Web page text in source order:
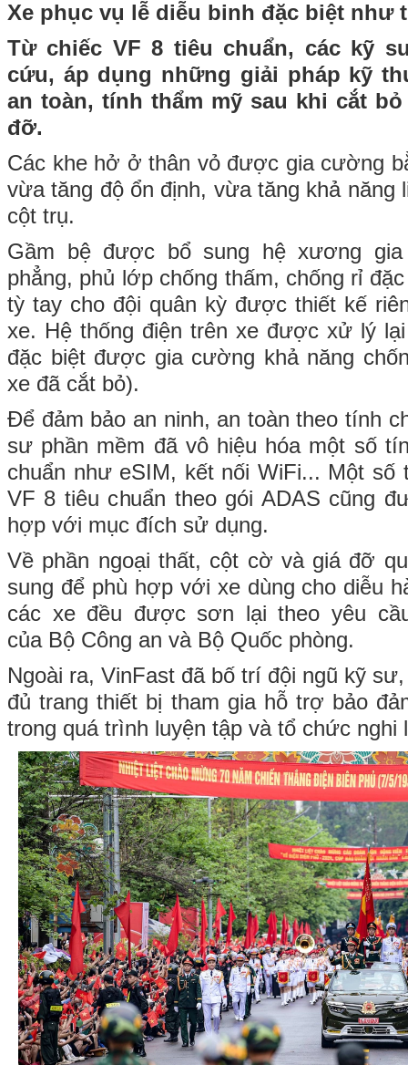
Xe phục vụ lễ diễu binh đặc biệt như
Từ chiếc VF 8 tiêu chuẩn, các kỹ
cứu, áp dụng những giải pháp kỹ
an toàn, tính thẩm mỹ sau khi cắt
đỡ.
Các khe hở ở thân vỏ được gia cường
vừa tăng độ ổn định, vừa tăng khả năng
cột trụ.
Gầm bệ được bổ sung hệ xương
phẳng, phủ lớp chống thấm, chống rỉ
tỳ tay cho đội quân kỳ được thiết kế
xe. Hệ thống điện trên xe được xử lý
đặc biệt được gia cường khả năng
xe đã cắt bỏ).
Để đảm bảo an ninh, an toàn theo tính
sư phần mềm đã vô hiệu hóa một số
chuẩn như eSIM, kết nối WiFi... Một số
VF 8 tiêu chuẩn theo gói ADAS cũng
hợp với mục đích sử dụng.
Về phần ngoại thất, cột cờ và giá đỡ
sung để phù hợp với xe dùng cho diễu
các xe đều được sơn lại theo yêu
của Bộ Công an và Bộ Quốc phòng.
Ngoài ra, VinFast đã bố trí đội ngũ kỹ
đủ trang thiết bị tham gia hỗ trợ bảo
trong quá trình luyện tập và tổ chức nghi